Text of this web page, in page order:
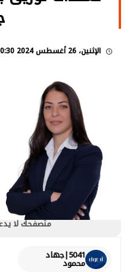
الإثنين، 26 أغسطس 2024 10:30 ص
متصفحك لا
5041|جهاد
محمود